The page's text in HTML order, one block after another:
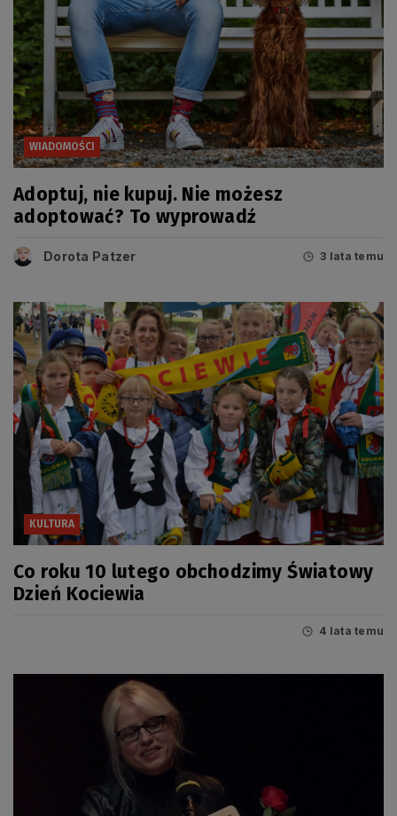
WIADOMOŚCI
Adoptuj, nie kupuj. Nie możesz
adoptować? To wyprowadź
Dorota Patzer 3 lata temu
KULTURA
Co roku 10 lutego obchodzimy Światowy
Dzień Kociewia
4 lata temu